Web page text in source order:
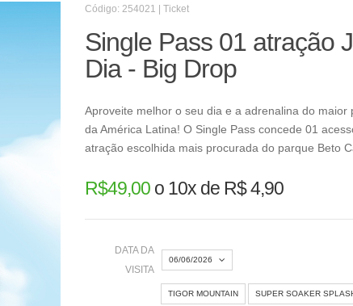
Código: 254021 | Ticket
Single Pass 01 atração
Dia - Big Drop
Aproveite melhor o seu dia e a adrenalina do maior
da América Latina! O Single Pass concede 01
atração escolhida mais procurada do parque Beto
R$49,00o 10x de R$ 4,90
DATA DA
VISITA
06/06/2026
TIGOR MOUNTAIN SUPER SOAKER